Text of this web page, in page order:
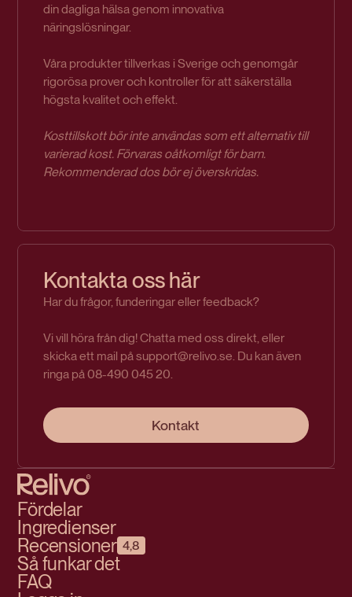
din dagliga hälsa genom innovativa
näringslösningar.
Våra produkter tillverkas i Sverige och genomgår
rigorösa prover och kontroller för att säkerställa
högsta kvalitet och effekt.
Kosttillskott bör inte användas som ett alternativ till
varierad kost. Förvaras oåtkomligt för barn.
Rekommenderad dos bör ej överskridas.
Kontakta oss här
Har du frågor, funderingar eller feedback?
Vi vill höra från dig! Chatta med oss direkt, eller
skicka ett mail på support@relivo.se. Du kan även
ringa på 08-490 045 20.
Kontakt
Fördelar
Ingredienser
Recensioner 4,8
Så funkar det
FAQ